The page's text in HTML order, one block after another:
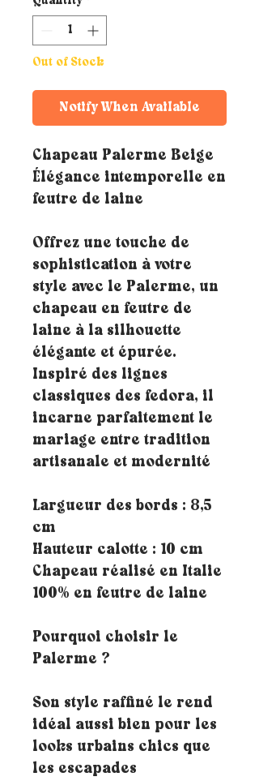
Out of Stock
Notify When Available
Chapeau Palerme Beige
Élégance intemporelle en
feutre de laine
Offrez une touche de
sophistication à votre
style avec le Palerme, un
chapeau en feutre de
laine à la silhouette
élégante et épurée.
Inspiré des lignes
classiques des fedora, il
incarne parfaitement le
mariage entre tradition
artisanale et modernité
Largueur des bords : 8,5
cm
Hauteur calotte : 10 cm
Chapeau réalisé en Italie
100% en feutre de laine
Pourquoi choisir le
Palerme ?
Son style raffiné le rend
idéal aussi bien pour les
looks urbains chics que
les escapades